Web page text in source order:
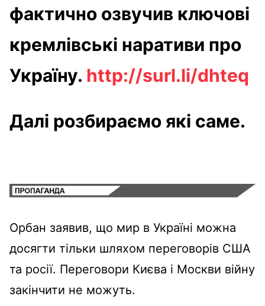
фактично озвучив ключові
кремлівські наративи про
Україну. http://surl.li/dhteq
Далі розбираємо які саме.
Орбан заявив, що мир в Україні можна
досягти тільки шляхом переговорів США
та росії. Переговори Києва і Москви війну
закінчити не можуть.